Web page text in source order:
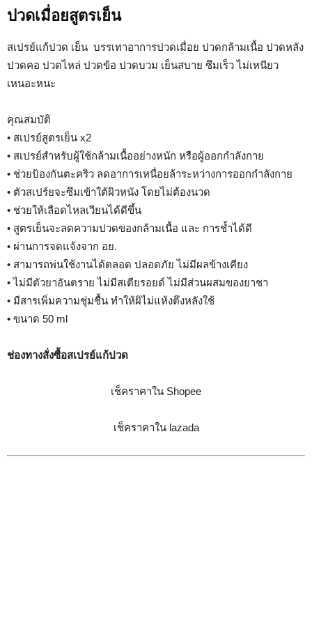
ปวดเมื่อยสูตรเย็น
สเปรย์แก้ปวด เย็น บรรเทาอาการปวดเมื่อย ปวดกล้ามเนื้อ ปวดหลัง
ปวดคอ ปวดไหล่ ปวดข้อ ปวดบวม เย็นสบาย ซึมเร็ว ไม่เหนียว
เหนอะหนะ
คุณสมบัติ
• สเปรย์สูตรเย็น x2
• สเปรย์สำหรับผู้ใช้กล้ามเนื้ออย่างหนัก หรือผู้ออกกำลังกาย
• ช่วยป้องกันตะคริว ลดอาการเหนื่อยล้าระหว่างการออกกำลังกาย
• ตัวสเปร์ยจะซึมเข้าใต้ผิวหนัง โดยไม่ต้องนวด
• ช่วยให้เลือดไหลเวียนได้ดีขึ้น
• สูตรเย็นจะลดความปวดของกล้ามเนื้อ และ การช้ำได้ดี
• ผ่านการจดแจ้งจาก อย.
• สามารถพ่นใช้งานได้ตลอด ปลอดภัย ไม่มีผลข้างเคียง
• ไม่มีตัวยาอันตราย ไม่มีสเตียรอยด์ ไม่มีส่วนผสมของยาชา
• มีสารเพิ่มความชุ่มชื้น ทำให้ผิไม่แห้งตึงหลังใช้
• ขนาด 50 ml
ช่องทางสั่งซื้อสเปรย์แก้ปวด
เช็คราคาใน Shopee
เช็คราคาใน lazada